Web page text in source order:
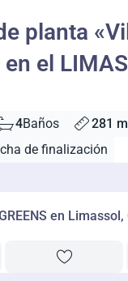
planta
el
4Baños 281
de finalización
en